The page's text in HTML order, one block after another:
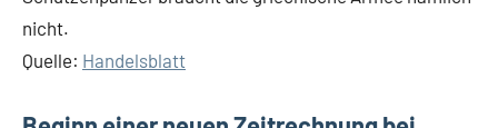
nicht.
Quelle: Handelsblatt